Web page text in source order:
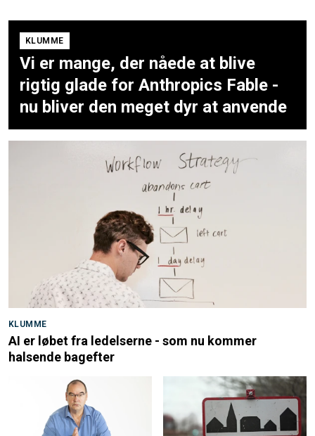
KLUMME
Vi er mange, der nåede at blive
rigtig glade for Anthropics Fable -
nu bliver den meget dyr at anvende
KLUMME
AI er løbet fra ledelserne - som nu kommer
halsende bagefter